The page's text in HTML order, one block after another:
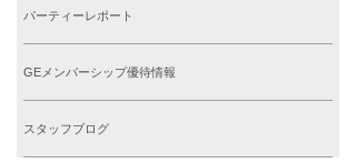
パーティーレポート
GEメンバーシップ優待情報
スタッフブログ